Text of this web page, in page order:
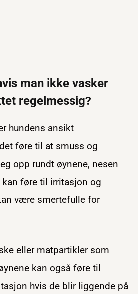
man ikke vasker
regelmessig?
hundens ansikt
føre til at smuss og
opp rundt øynene, nesen
kan føre til irritasjon og
være smertefulle for
eller matpartikler som
kan også føre til
hvis de blir liggende på